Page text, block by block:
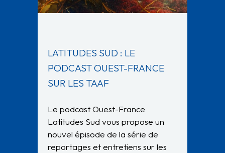
LATITUDES SUD : LE
PODCAST OUEST-FRANCE
SUR LES TAAF
Le podcast Ouest-France
Latitudes Sud vous propose un
nouvel épisode de la série de
reportages et entretiens sur les